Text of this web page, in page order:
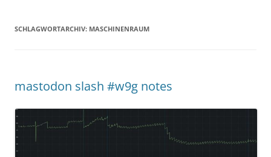
SCHLAGWORTARCHIV: MASCHINENRAUM
mastodon slash #w9g notes